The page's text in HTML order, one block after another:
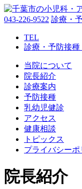
043-226-9522 診療・
TEL
診療・予防接
当院について
院長紹介
診療案内
予防接種
乳幼児健診
アクセス
健康相談
トピックス
プライバシーポ
院長紹介